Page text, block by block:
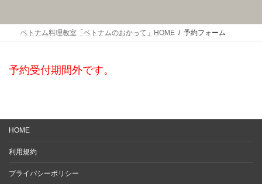
ベトナム料理教室「ベトナムのおかって」HOME 予約フォーム
予約受付期間外です。
HOME
利用規約
プライバシーポリシー